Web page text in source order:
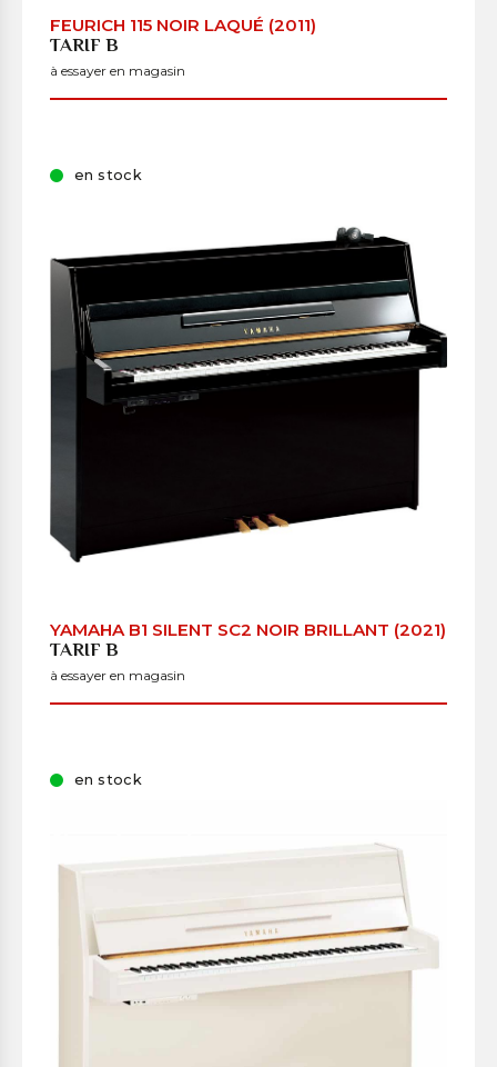
FEURICH 115 NOIR LAQUÉ (2011)
TARIF B
à essayer en magasin
en stock
YAMAHA B1 SILENT SC2 NOIR BRILLANT (2021)
TARIF B
à essayer en magasin
en stock